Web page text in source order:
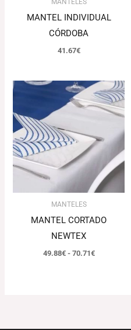
MANTEL INDIVIDUAL
CÓRDOBA
41.67€
MANTELES
MANTEL CORTADO
NEWTEX
49.88€ - 70.71€
Rango
de
precios:
desde
hasta
70.71€